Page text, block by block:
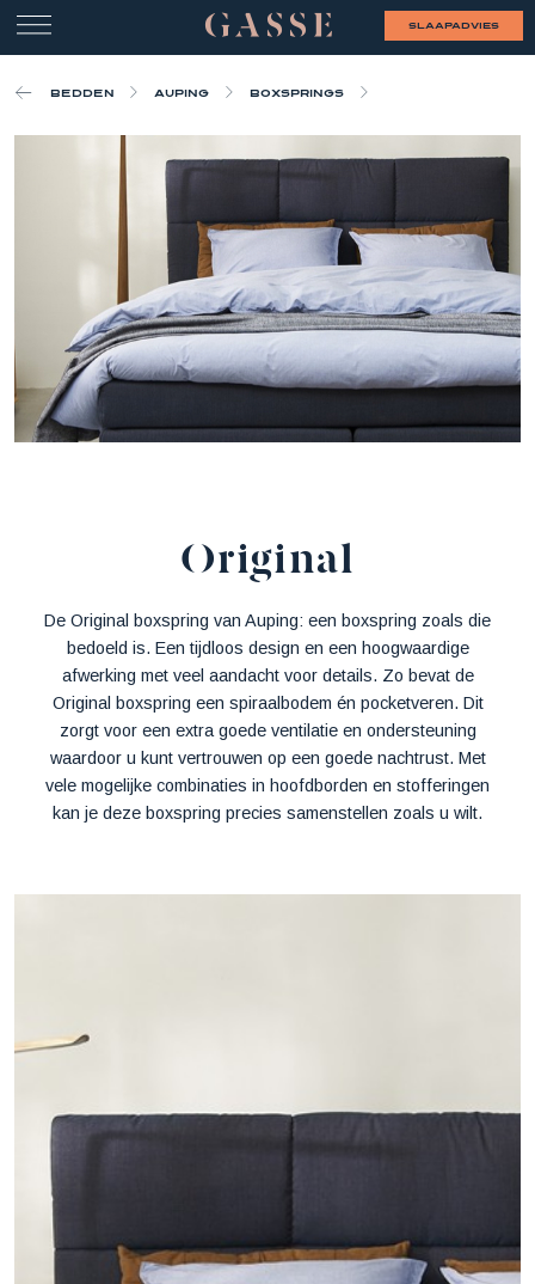
slaapadvies
Bedden Auping Boxsprings
Original
De Original boxspring van Auping: een boxspring zoals die
bedoeld is. Een tijdloos design en een hoogwaardige
afwerking met veel aandacht voor details. Zo bevat de
Original boxspring een spiraalbodem én pocketveren. Dit
zorgt voor een extra goede ventilatie en ondersteuning
waardoor u kunt vertrouwen op een goede nachtrust. Met
vele mogelijke combinaties in hoofdborden en stofferingen
kan je deze boxspring precies samenstellen zoals u wilt.